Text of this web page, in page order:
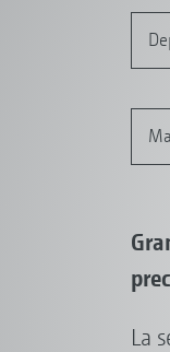
La